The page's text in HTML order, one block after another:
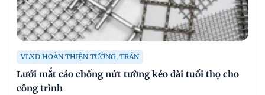
VLXD HOÀN THIỆN TƯỜNG, TRẦN
Lưới mắt cáo chống nứt tường kéo dài tuổi thọ cho
công trình